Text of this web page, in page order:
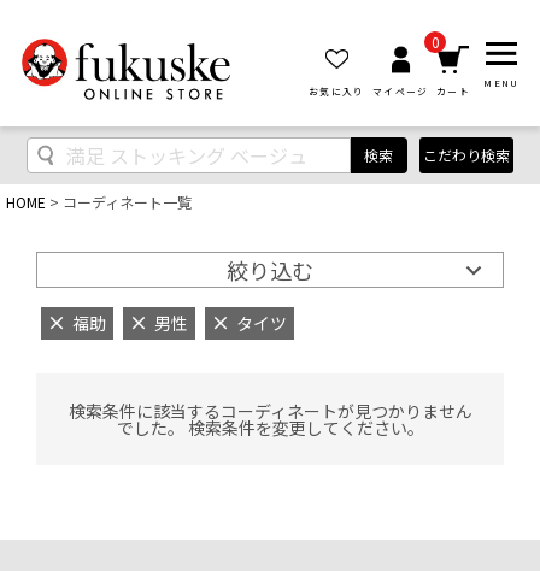
お気に入り マイページ
0
カート
MENU
検索 こだわり検索
HOME コーディネート一覧
絞り込む
福助 男性 タイツ
検索条件に該当するコーディネートが見つかりません
でした。 検索条件を変更してください。